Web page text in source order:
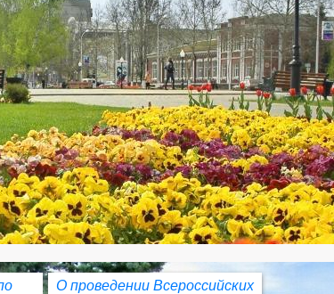
О проведении Всероссийских